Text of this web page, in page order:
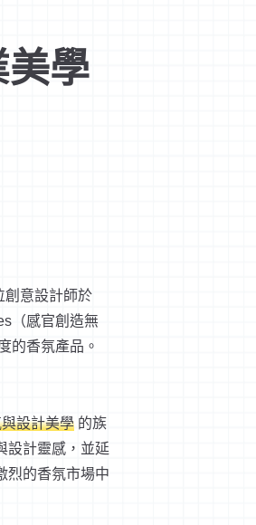
學
創意設計師於
（感官創造無
的香氛產品。
設計美學 的族
設計靈感，並延
烈的香氛市場中